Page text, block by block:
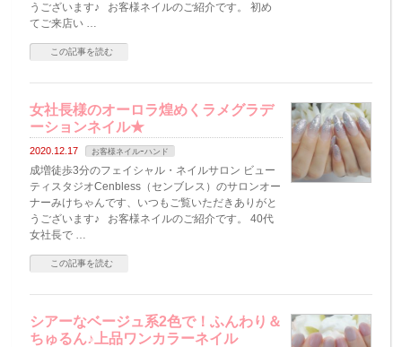
うございます♪ お客様ネイルのご紹介です。 初め
てご来店い …
この記事を読む
女社長様のオーロラ煌めくラメグラデ
ーションネイル★
2020.12.17 お客様ネイルｰハンド
成増徒歩3分のフェイシャル・ネイルサロン ビュー
ティスタジオCenbless（センブレス）のサロンオー
ナーみけちゃんです、いつもご覧いただきありがと
うございます♪ お客様ネイルのご紹介です。 40代
女社長で …
この記事を読む
シアーなベージュ系2色で！ふんわり＆
ちゅるん♪上品ワンカラーネイル